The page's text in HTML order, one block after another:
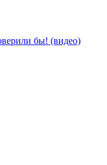
бы! (видео)